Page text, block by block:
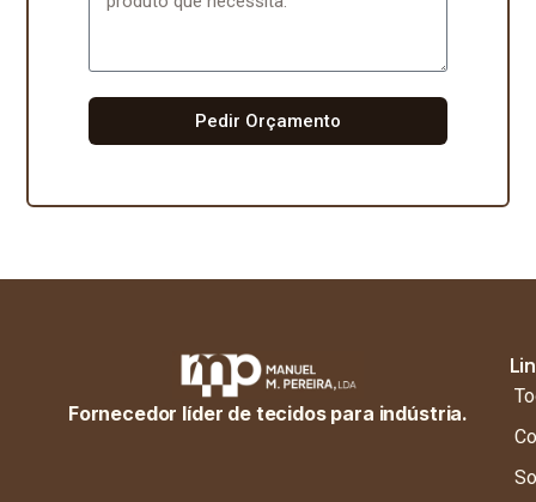
Pedir Orçamento
Fornecedor líder de tecidos para indústria.